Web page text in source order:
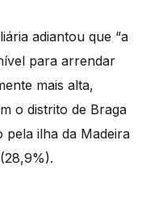
adiantou que “a
para arrendar
mais alta,
o distrito de Braga
pela ilha da Madeira